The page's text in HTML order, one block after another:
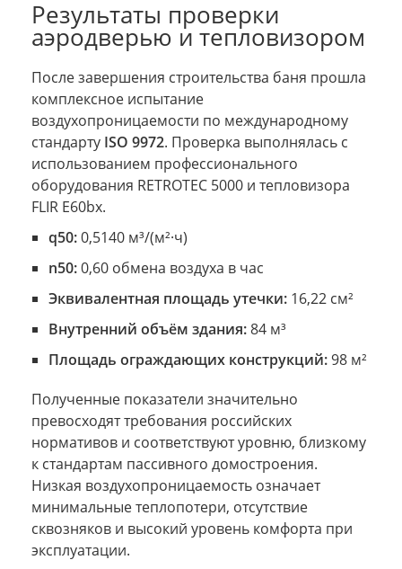
Результаты проверки
аэродверью и тепловизором
После завершения строительства баня прошла
комплексное испытание
воздухопроницаемости по международному
стандарту ISO 9972. Проверка выполнялась с
использованием профессионального
оборудования RETROTEC 5000 и тепловизора
FLIR E60bx.
q50:0,5140 м³/(м²·ч)
n50:0,60 обмена воздуха в час
Эквивалентная площадь утечки:16,22 см²
Внутренний объём здания:84 м³
Площадь ограждающих конструкций:98 м²
Полученные показатели значительно
превосходят требования российских
нормативов и соответствуют уровню, близкому
к стандартам пассивного домостроения.
Низкая воздухопроницаемость означает
минимальные теплопотери, отсутствие
сквозняков и высокий уровень комфорта при
эксплуатации.